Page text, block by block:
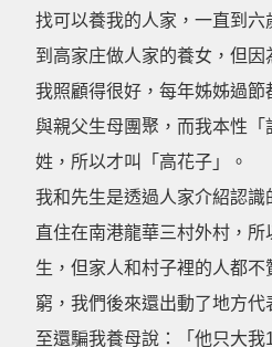
找可以養我的人家，一直到六
到高家庄做人家的養女，但
我照顧得很好，每年姊姊過節
與親父生母團聚，而我本性「
姓，所以才叫「高花子」。
我和先生是透過人家介紹認
直住在南港龍華三村外村，
生，但家人和村子裡的人都不
窮，我們後來還出動了地方
至還騙我養母說：「他只大